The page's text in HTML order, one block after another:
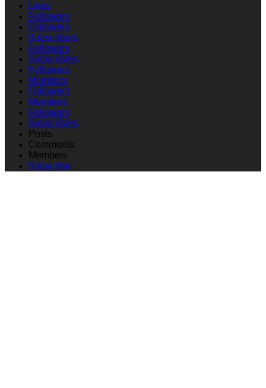
Likes
Followers
Followers
Subscribers
Followers
Subscribers
Followers
Members
Followers
Members
Followers
Subscribers
Posts
Comments
Members
Subscribe